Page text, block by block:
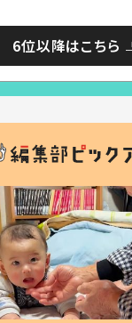
6位以降はこちら